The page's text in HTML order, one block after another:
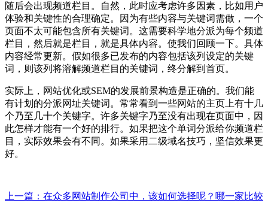
随后会出现频道栏目。自然，此时应考虑许多因素，比如用户
体验和关键性的合理确定。因为有些内容与关键词需做，一个
页面不太可能包含所有关键词。这需要科学地分派为每个频道
栏目，然后就是栏目，就是具体内容。使我们回顾一下。具体
内容经常更新。假如很多已发布的内容包括该列设定的关键
词，则该列将溶解频道栏目的关键词，终分解到首页。
实际上，网站优化或SEM的发展前景构造是正确的。我们能
有计划的分派网址关键词。常常看到一些网站的主页上有十几
个乃至几十个关键字。许多关键字乃至没有出现在页面中，因
此怎样才能有一个好的排行。如果把这个单词分派给你频道栏
目，实际效果会有不同。如果采用二级域名技巧，坚信效果更
好。
上一篇：在众多网站制作公司中，该如何选择呢？哪一家比较